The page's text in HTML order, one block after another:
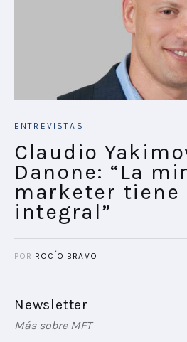
ENTREVISTAS
Claudio
Danone: “La
marketer tiene
integral”
POR ROCÍO BRAVO
Newsletter
Más sobre MFT